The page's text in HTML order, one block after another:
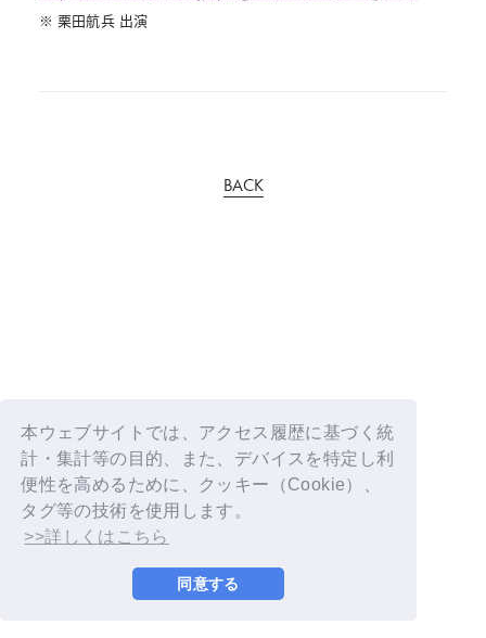
本ウェブサイトでは、アクセス履歴に基づく統
計・集計等の目的、また、デバイスを特定し利
便性を高めるために、クッキー（Cookie）、
タグ等の技術を使用します。
>>詳しくはこちら
同意する
※ 栗田航兵 出演
BACK
© YOSHIMOTO KOGYO / Fanplus